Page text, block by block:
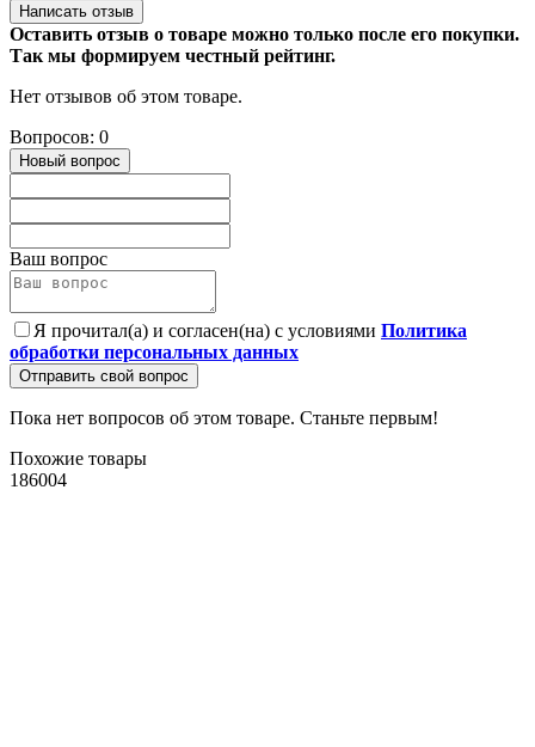
Написать отзыв
Оставить отзыв о товаре можно только после его покупки.
Так мы формируем честный рейтинг.
Нет отзывов об этом товаре.
Вопросов: 0
Новый вопрос
Ваш вопрос
Я прочитал(а) и согласен(на) с условиями Политика
обработки персональных данных
Отправить свой вопрос
Пока нет вопросов об этом товаре. Станьте первым!
Похожие товары
186004